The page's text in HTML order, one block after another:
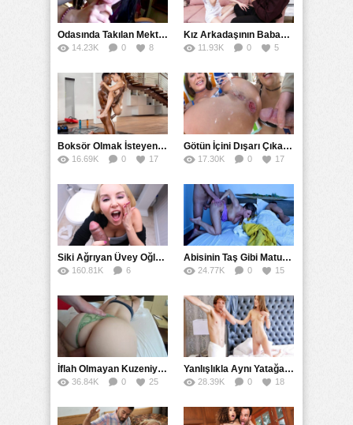
Odasında Takılan Mektepli Baldızıyla Delirmece Yaşayan Enişte
14.23K 0 8
Kız Arkadaşının Babasının Yapay Vajina Hayalini Gerçekleştirdi
11.93K 0 5
Boksör Olmak İsteyen Kız Zenci Antrenörünün İdmanına Çıktı
16.69K 0 17
Götün İçini Dışarı Çıkarana Kadar Sokup Boşalttı
17.30K 0 17
Siki Ağrıyan Üvey Oğlunu Ağzına Boşaltarak İyileştirdi
160.81K
6
Abisinin Taş Gibi Mature Karısını Yatağında Doruklarda Sikti
24.77K 0 15
İflah Olmayan Kuzeniyle Gizlice Sikişmeye Devam Etti
36.84K 0 25
Yanlışlıkla Aynı Yatağa Girdiler Gizli Kameraya Karşı Sikiştiler
28.39K 0 18